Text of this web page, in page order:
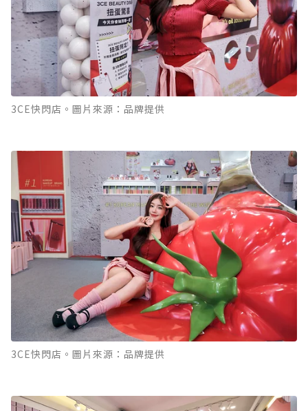
3CE快閃店。圖片來源：品牌提供
3CE快閃店。圖片來源：品牌提供